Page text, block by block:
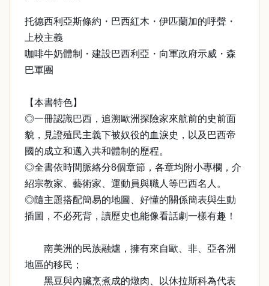
托德西利亞斯條約・巴西紅木・伊匹蘭加的呼聲・
上校主義
咖啡牛奶體制・建設巴西利亞・向軍政府示威・森
巴軍團
【本書特色】
◎一冊認識巴西，追溯歐洲探險家來航前的史前面
貌，見證殖民主義下被奴役的血淚史，以及巴西帝
國的成立和邁入共和體制的歷程。
◎全書依時間脈絡分8個章節，各章均附小專欄，介
紹宗教家、藝術家、運動員與職人等巴西名人。
◎隨主題搭配簡易的地圖、好懂的關係簡表與生動
插圖，不必死背，讀歷史也能像看話劇一樣有趣！
南美洲的民族融爐，擁有來自歐、非、亞各洲
地區的移民；
黑豆與內臟烹煮成的燉肉、以休拉斯科為代表